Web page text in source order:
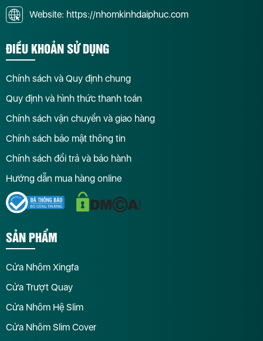
Website: https://nhomkinhdaiphuc.com
ĐIỀU KHOẢN SỬ DỤNG
Chính sách và Quy định chung
Quy định và hình thức thanh toán
Chính sách vận chuyển và giao hàng
Chính sách bảo mật thông tin
Chính sách đổi trả và bảo hành
Hướng dẫn mua hàng online
SẢN PHẨM
Cửa Nhôm Xingfa
Cửa Trượt Quay
Cửa Nhôm Hệ Slim
Cửa Nhôm Slim Cover